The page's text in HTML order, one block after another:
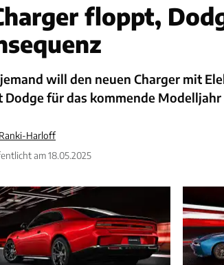
floppt,
will den neuen Charger mit
Dodge für das kommende
Harloff
am 18.05.2025